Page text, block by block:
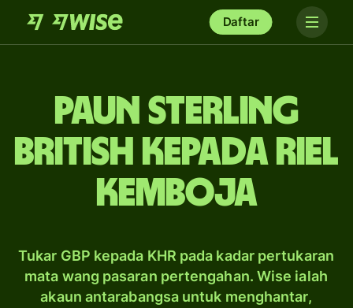
Daftar
paun sterling
British kepada riel
Kemboja
Tukar GBP kepada KHR pada kadar pertukaran
mata wang pasaran pertengahan. Wise ialah
akaun antarabangsa untuk menghantar,